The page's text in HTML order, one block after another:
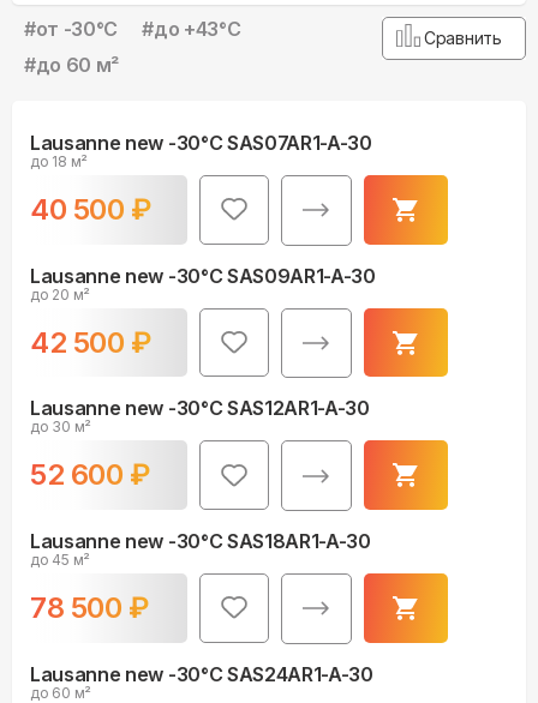
#от -30°С #до +43°С
#до 60 м²
Сравнить
Lausanne new -30°С SAS07AR1-A-30
до 18 м²
40 500 ₽
Lausanne new -30°С SAS09AR1-A-30
до 20 м²
42 500 ₽
Lausanne new -30°С SAS12AR1-A-30
до 30 м²
52 600 ₽
Lausanne new -30°С SAS18AR1-A-30
до 45 м²
78 500 ₽
Lausanne new -30°С SAS24AR1-A-30
до 60 м²